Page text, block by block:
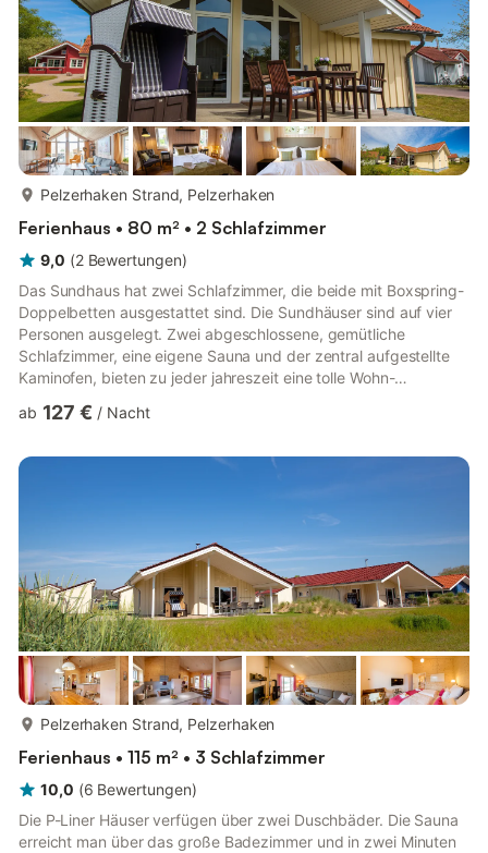
Pelzerhaken Strand, Pelzerhaken
Ferienhaus • 80 m² • 2 Schlafzimmer
9,0 (2 Bewertungen)
Das Sundhaus hat zwei Schlafzimmer, die beide mit Boxspring-
Doppelbetten ausgestattet sind. Die Sundhäuser sind auf vier
Personen ausgelegt. Zwei abgeschlossene, gemütliche
Schlafzimmer, eine eigene Sauna und der zentral aufgestellte
Kaminofen, bieten zu jeder jahreszeit eine tolle Wohn-
ineinander über. Die freundliche, cremefarbene Einrichtung wird
zur Surf-Schule, 120 Meter zum Strand, Süd Terrasse.
ab 127 € / Nacht
Pelzerhaken Strand, Pelzerhaken
Ferienhaus • 115 m² • 3 Schlafzimmer
10,0 (6 Bewertungen)
Die P-Liner Häuser verfügen über zwei Duschbäder. Die Sauna
erreicht man über das große Badezimmer und in zwei Minuten